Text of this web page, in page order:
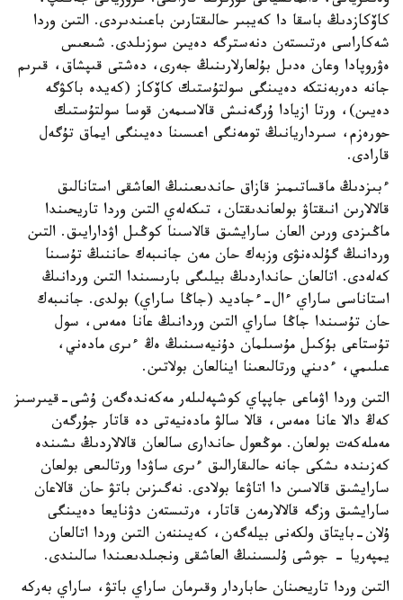
كاۆكازدىڭ باسقا دا كەيبىر حالىقتارىن باعىندىردى. التىن وردا
شەكاراسى ەرتىستەن دنەسترگە دەيىن سوزىلدى. شىعىس
ەۋروپادا وعان ەدىل بۇلعارلارىنىڭ جەرى، دەشتى قىپشاق، قىرىم
جانە دەربەنتكە دەيىنگى سولتۇستىك كاۆكاز (كەيدە باكۋگە
دەيىن)، ورتا ازيادا ۇرگەنىش قالاسىمەن قوسا سولتۇستىك
حورەزم، سىرداريانىڭ تومەنگى اعىسىنا دەيىنگى ايماق تۇگەل
قارادى.
ءبىزدىڭ ماقساتىمىز قازاق حاندىعىنىڭ العاشقى استانالىق
قالالارىن انىقتاۋ بولعاندىقتان، تىكەلەي التىن وردا تاريحىندا
ماڭىزدى ورىن العان سارايشىق قالاسىنا كوڭىل اۋدارايىق. التىن
وردانىڭ گۇلدەنۋى وزبەك حان مەن جانىبەك حاننىڭ تۇسىنا
كەلەدى. اتالعان حانداردىڭ بيلىگى بارىسىندا التىن وردانىڭ
استاناسى ساراي ءال-ءجاديد (جاڭا ساراي) بولدى. جانىبەك
حان تۇسىندا جاڭا ساراي التىن وردانىڭ عانا ەمەس، سول
تۇستاعى بۇكىل مۇسىلمان دۇنيەسىنىڭ ەڭ ءىرى مادەني،
عىلىمي، ءدىني ورتالىعىنا اينالعان بولاتىن.
التىن وردا اۋماعى جاپپاي كوشپەلىلەر مەكەندەگەن ۇشى-قيىرسىز
كەڭ دالا عانا ەمەس، قالا سالۋ مادەنيەتى دە قاتار جۇرگەن
مەملەكەت بولعان. موڭعول حاندارى سالعان قالالاردىڭ ىشىندە
كەزىندە ىشكى جانە حالىقارالىق ءىرى ساۋدا ورتالىعى بولعان
سارايشىق قالاسىن دا اتاۋعا بولادى. نەگىزىن باتۋ حان قالاعان
سارايشىق وزگە قالالارمەن قاتار، ەرتىستەن دۋنايعا دەيىنگى
ۇلان-بايتاق ولكەنى بيلەگەن، كەيىننەن التىن وردا اتالعان
يمپەريا - جوشى ۇلىسىنىڭ العاشقى ونجىلدىعىندا سالىندى.
التىن وردا تاريحىنان حاباردار وقىرمان ساراي باتۋ، ساراي بەركە